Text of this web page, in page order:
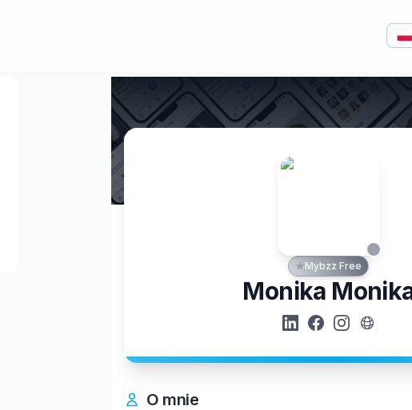
Mybzz Free
Monika
O mnie